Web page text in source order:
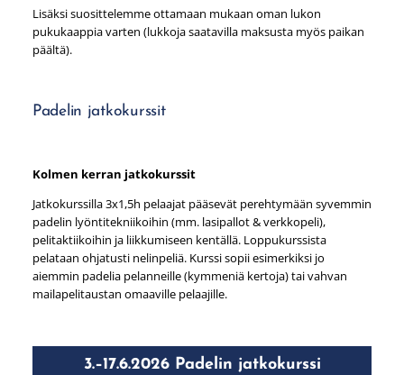
Lisäksi suosittelemme ottamaan mukaan oman lukon
pukukaappia varten (lukkoja saatavilla maksusta myös paikan
päältä).
Padelin jatkokurssit
Kolmen kerran jatkokurssit
Jatkokurssilla 3x1,5h pelaajat pääsevät perehtymään syvemmin
padelin lyöntitekniikoihin (mm. lasipallot & verkkopeli),
pelitaktiikoihin ja liikkumiseen kentällä. Loppukurssista
pelataan ohjatusti nelinpeliä. Kurssi sopii esimerkiksi jo
aiemmin padelia pelanneille (kymmeniä kertoja) tai vahvan
mailapelitaustan omaaville pelaajille.
3.–17.6.2026 Padelin jatkokurssi